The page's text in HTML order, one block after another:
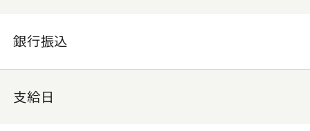
銀行振込
支給日